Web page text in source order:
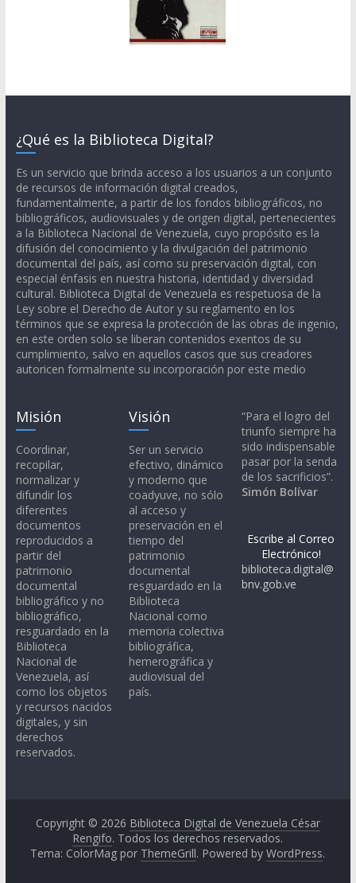
¿Qué es la Biblioteca Digital?
Es un servicio que brinda acceso a los usuarios a un conjunto
de recursos de información digital creados,
fundamentalmente, a partir de los fondos bibliográficos, no
bibliográficos, audiovisuales y de origen digital, pertenecientes
a la Biblioteca Nacional de Venezuela, cuyo propósito es la
difusión del conocimiento y la divulgación del patrimonio
documental del país, así como su preservación digital, con
especial énfasis en nuestra historia, identidad y diversidad
cultural. Biblioteca Digital de Venezuela es respetuosa de la
Ley sobre el Derecho de Autor y su reglamento en los
términos que se expresa la protección de las obras de ingenio,
en este orden solo se liberan contenidos exentos de su
cumplimiento, salvo en aquellos casos que sus creadores
autoricen formalmente su incorporación por este medio
Misión
Coordinar,
recopilar,
normalizar y
difundir los
diferentes
documentos
reproducidos a
partir del
patrimonio
documental
bibliográfico y no
bibliográfico,
resguardado en la
Biblioteca
Nacional de
Venezuela, así
como los objetos
y recursos nacidos
digitales, y sin
derechos
reservados.
Visión
Ser un servicio
efectivo, dinámico
y moderno que
coadyuve, no sólo
al acceso y
preservación en el
tiempo del
patrimonio
documental
resguardado en la
Biblioteca
Nacional como
memoria colectiva
bibliográfica,
hemerográfica y
audiovisual del
país.
“Para el logro del
triunfo siempre ha
sido indispensable
pasar por la senda
de los sacrificios”.
Simón Bolívar
Escribe al Correo
Electrónico!
biblioteca.digital@
bnv.gob.ve
Copyright © 2026 Biblioteca Digital de Venezuela César
Rengifo. Todos los derechos reservados.
Tema: ColorMag por ThemeGrill. Powered byWordPress.